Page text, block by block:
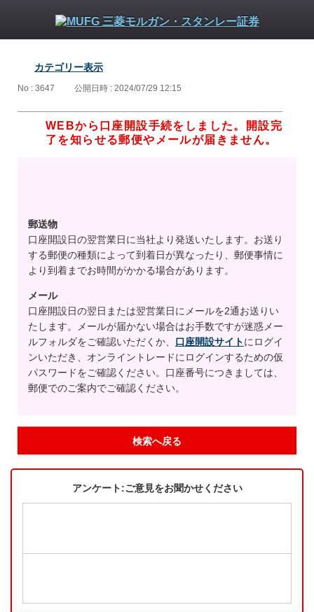
カテゴリー表示
No : 3647 公開日時 : 2024/07/29 12:15
WEBから口座開設手続をしました。開設完
了を知らせる郵便やメールが届きません。
郵送物
口座開設日の翌営業日に当社より発送いたします。お送り
する郵便の種類によって到着日が異なったり、郵便事情に
より到着までお時間がかかる場合があります。
メール
口座開設日の翌日または翌営業日にメールを2通お送りい
たします。メールが届かない場合はお手数ですが迷惑メー
ルフォルダをご確認いただくか、 口座開設サイトにログイ
ンいただき、オンライントレードにログインするための仮
パスワードをご確認ください。口座番号につきましては、
郵便でのご案内でご確認ください。
検索へ戻る
アンケート:ご意見をお聞かせください